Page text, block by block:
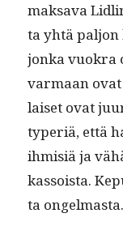
mak­sa­va
ta yhtä paljon
jon­ka vuokra
var­maan
laiset ovat
type­r­iä, että
ihmisiä ja
kas­soista.
ta ongelmasta.